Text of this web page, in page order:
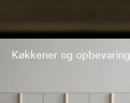
Køkkener og opbevaring